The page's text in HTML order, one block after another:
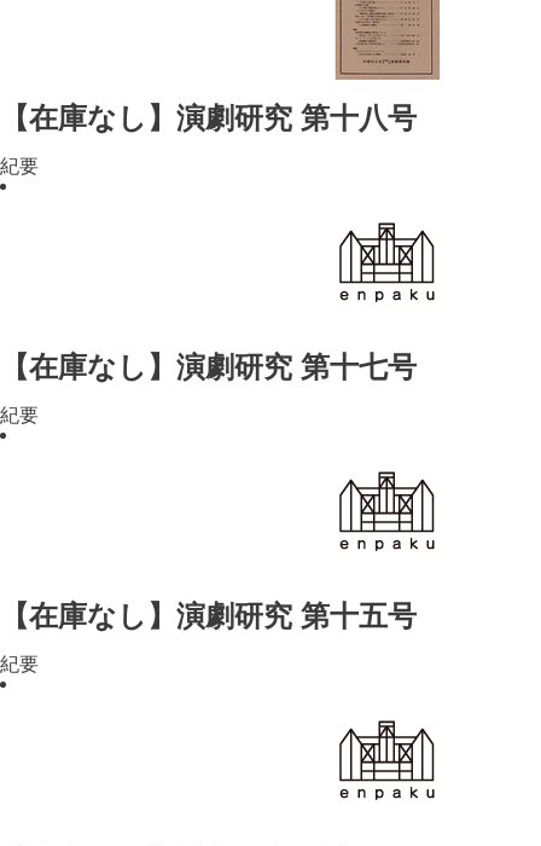
【在庫なし】演劇研究 第十八号
紀要
【在庫なし】演劇研究 第十七号
紀要
【在庫なし】演劇研究 第十五号
紀要